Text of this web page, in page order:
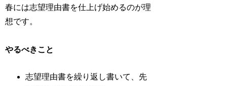
春には志望理由書を仕上げ始めるのが理
想です。
やるべきこと
志望理由書を繰り返し書いて、先